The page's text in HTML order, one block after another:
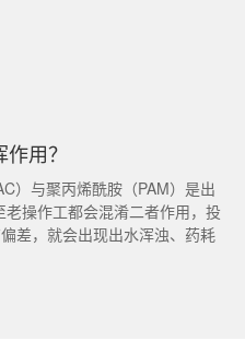
用？
）与聚丙烯酰胺（PAM）是出
操作工都会混淆二者作用，投
差，就会出现出水浑浊、药耗